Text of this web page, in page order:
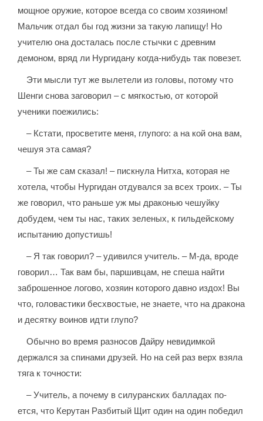
мощное оружие, которое всегда со своим хозяином!
Мальчик отдал бы год жизни за такую лапищу! Но
учителю она досталась после стычки с древним
демоном, вряд ли Нургидану когда-нибудь так повезет.
Эти мысли тут же вылетели из головы, потому что
Шенги снова заговорил – с мягкостью, от которой
ученики поежились:
– Кстати, просветите меня, глупого: а на кой она вам,
чешуя эта самая?
– Ты же сам сказал! – пискнула Нитха, которая не
хотела, чтобы Нургидан отдувался за всех троих. – Ты
же говорил, что раньше уж мы драконью чешуйку
добудем, чем ты нас, таких зеленых, к гильдейскому
испытанию допустишь!
– Я так говорил? – удивился учитель. – М-да, вроде
говорил… Так вам бы, паршивцам, не спеша найти
заброшенное логово, хозяин которого давно издох! Вы
что, головастики бесхвостые, не знаете, что на дракона
и десятку воинов идти глупо?
Обычно во время разносов Дайру невидимкой
держался за спинами друзей. Но на сей раз верх взяла
тяга к точности:
– Учитель, а почему в силуранских балладах по-
ется, что Керутан Разбитый Щит один на один победил